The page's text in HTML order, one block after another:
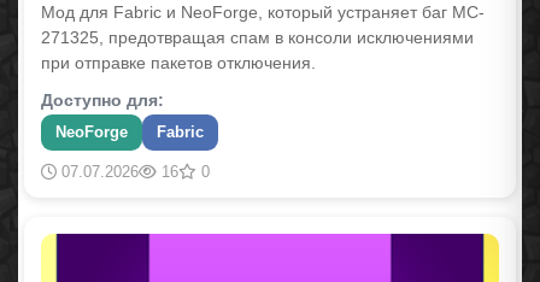
Мод для Fabric и NeoForge, который устраняет баг MC-
271325, предотвращая спам в консоли исключениями
при отправке пакетов отключения.
Доступно для:
NeoForge Fabric
07.07.2026 16 0